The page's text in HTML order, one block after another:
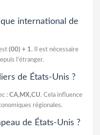
international de
(00) + 1. Il est nécessaire
l’étranger.
de États-Unis ?
: CA,MX,CU. Cela influence
régionales.
de États-Unis ?